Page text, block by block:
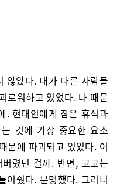
않았다. 내가 다른 사람들
로워하고 있었다. 나 때문
. 현대인에게 잠은 휴식과
것에 가장 중요한 요소
문에 파괴되고 있었다. 어
렸던 걸까. 반면, 고고는
어줬다. 분명했다. 그러니